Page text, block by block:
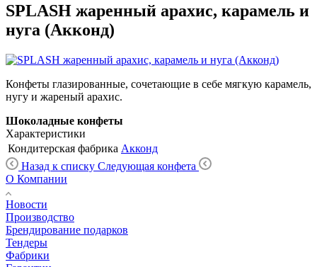
SPLASH жаренный арахис, карамель и
нуга (Акконд)
Конфеты глазированные, сочетающие в себе мягкую карамель,
нугу и жареный арахис.
Шоколадные конфеты
Характеристики
Кондитерская фабрика Акконд
Назад к списку Следующая конфета
О Компании
Новости
Производство
Брендирование подарков
Тендеры
Фабрики